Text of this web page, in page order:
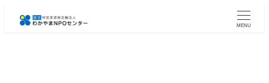
MENU